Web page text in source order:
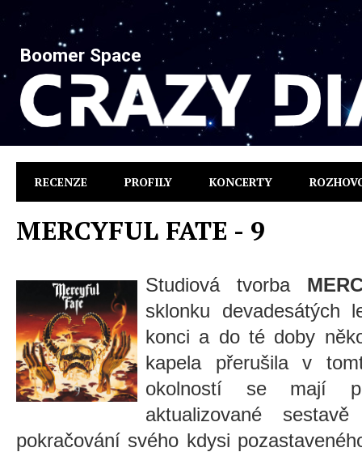
Boomer Space
RECENZE PROFILY KONCERTY
MERCYFUL FATE - 9
Studiová tvorba
sklonku devadesátých
konci a do té doby
kapela přerušila v
okolností se mají
aktualizované
pokračování svého kdysi